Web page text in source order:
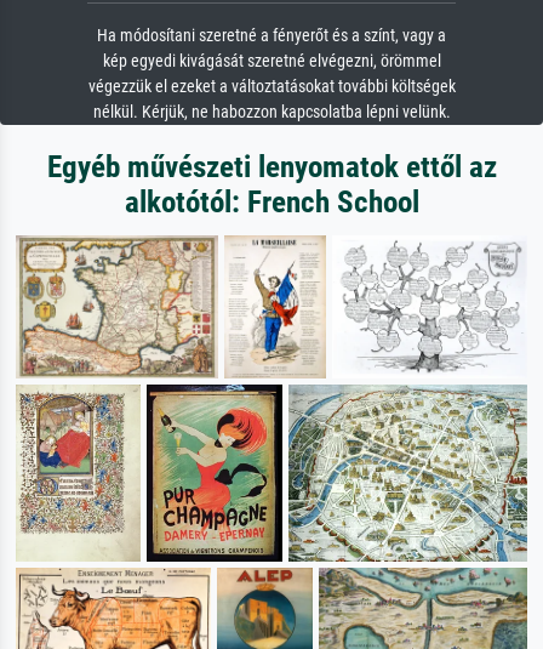
Ha módosítani szeretné a fényerőt és a színt, vagy a
kép egyedi kivágását szeretné elvégezni, örömmel
végezzük el ezeket a változtatásokat további költségek
nélkül. Kérjük, ne habozzon kapcsolatba lépni velünk.
Egyéb művészeti lenyomatok ettől az
alkotótól: French School